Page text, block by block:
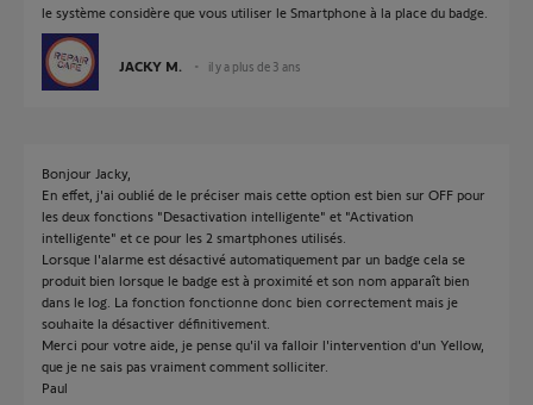
le système considère que vous utiliser le Smartphone à la place du badge.
JACKY M. il y a plus de 3 ans
Bonjour Jacky,
En effet, j'ai oublié de le préciser mais cette option est bien sur OFF pour
les deux fonctions "Desactivation intelligente" et "Activation
intelligente" et ce pour les 2 smartphones utilisés.
Lorsque l'alarme est désactivé automatiquement par un badge cela se
produit bien lorsque le badge est à proximité et son nom apparaît bien
dans le log. La fonction fonctionne donc bien correctement mais je
souhaite la désactiver définitivement.
Merci pour votre aide, je pense qu'il va falloir l'intervention d'un Yellow,
que je ne sais pas vraiment comment solliciter.
Paul